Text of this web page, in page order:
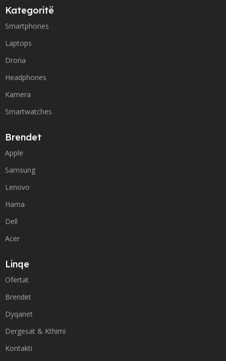
Kategoritë
Smartphones
Laptops
Drona
Headphones
Kamera
Smartwatches
Brendet
Apple
Samsung
Lenovo
Hama
Dell
Acer
Linqe
Ofertat
Brendet
Dyqanet
Dergesat & Kthimi
Kontakti